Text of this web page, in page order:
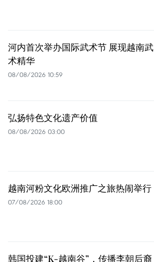
河内首次举办国际武术节 展现越南武
术精华
08/08/2026 10:59
弘扬特色文化遗产价值
08/08/2026 03:00
越南河粉文化欧洲推广之旅热闹举行
07/08/2026 18:00
韩国投建“K-越南谷”，传播李朝后裔